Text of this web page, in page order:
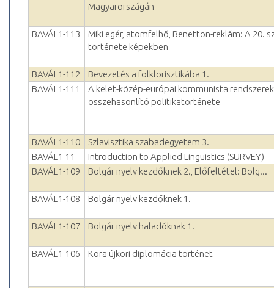
Magyarországán
BAVÁL1-113
Miki egér, atomfelhő, Benetton-reklám: A 20.
története képekben
BAVÁL1-112
Bevezetés a folklorisztikába 1.
BAVÁL1-111
A kelet-közép-európai kommunista rendszerek
összehasonlító politikatörténete
BAVÁL1-110
Szlavisztika szabadegyetem 3.
BAVÁL1-11
Introduction to Applied Linguistics (SURVEY)
BAVÁL1-109
Bolgár nyelv kezdőknek 2., Előfeltétel: Bolg...
BAVÁL1-108 Bolgár nyelv kezdőknek 1.
BAVÁL1-107 Bolgár nyelv haladóknak 1.
BAVÁL1-106 Kora újkori diplomácia történet